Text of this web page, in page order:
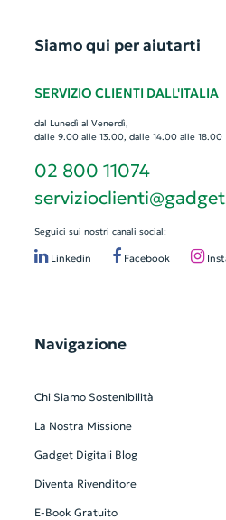
Siamo qui per aiutarti
SERVIZIO CLIENTI DALL'ITALIA
dal Lunedì al Venerdì,
dalle 9.00 alle 13.00, dalle 14.00 alle 18.00
02 800 11074
Seguici sui nostri canali social:
Linkedin Facebook
Navigazione
Chi Siamo Sostenibilità
La Nostra Missione
Gadget Digitali Blog
Diventa Rivenditore
E-Book Gratuito